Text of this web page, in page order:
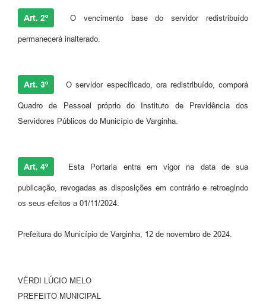
Art. 2º O vencimento base do servidor redistribuído
permanecerá inalterado.
Art. 3º O servidor especificado, ora redistribuído, comporá
Quadro de Pessoal próprio do Instituto de Previdência dos
Servidores Públicos do Município de Varginha.
Art. 4º Esta Portaria entra em vigor na data de sua
publicação, revogadas as disposições em contrário e retroagindo
os seus efeitos a 01/11/2024.
Prefeitura do Município de Varginha, 12 de novembro de 2024.
VÉRDI LÚCIO MELO
PREFEITO MUNICIPAL